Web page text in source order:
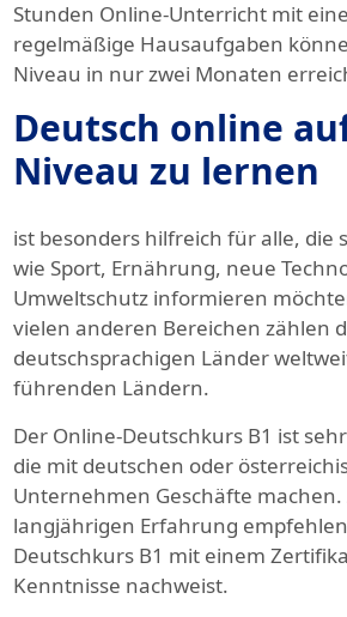
Stunden Online-Unterricht mit
regelmäßige Hausaufgaben
Niveau in nur zwei Monaten
Deutsch online
Niveau zu lernen
ist besonders hilfreich für alle, die
wie Sport, Ernährung, neue
Umweltschutz informieren
vielen anderen Bereichen zählen
deutschsprachigen Länder
führenden Ländern.
Der Online-Deutschkurs B1 ist
die mit deutschen oder
Unternehmen Geschäfte
langjährigen Erfahrung
Deutschkurs B1 mit einem
Kenntnisse nachweist.